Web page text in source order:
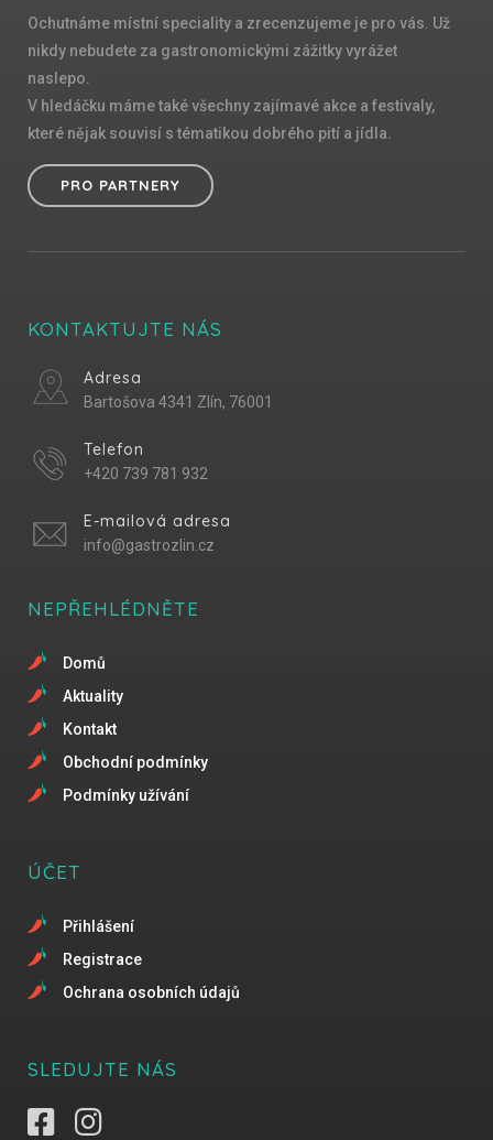
Ochutnáme místní speciality a zrecenzujeme je pro vás. Už
nikdy nebudete za gastronomickými zážitky vyrážet
naslepo.
V hledáčku máme také všechny zajímavé akce a festivaly,
které nějak souvisí s tématikou dobrého pití a jídla.
PRO PARTNERY
KONTAKTUJTE NÁS
Adresa
Bartošova 4341 Zlín, 76001
Telefon
+420 739 781 932
E-mailová adresa
info@gastrozlin.cz
NEPŘEHLÉDNĚTE
Domů
Aktuality
Kontakt
Obchodní podmínky
Podmínky užívání
ÚČET
Přihlášení
Registrace
Ochrana osobních údajů
SLEDUJTE NÁS